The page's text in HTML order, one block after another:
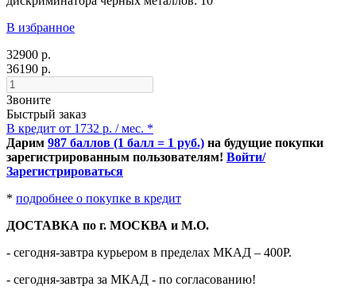
В избранное
32900 р.
36190 р.
Звоните
Быстрый заказ
В кредит от 1732 р. / мес. *
Дарим 987 баллов (1 балл = 1 руб.) на будущие покупки
зарегистрированным пользователям! Войти/
Зарегистрироваться
* подробнее о покупке в кредит
ДОСТАВКА по г. МОСКВА и М.О.
- сегодня-завтра курьером в пределах МКАД – 400Р.
- сегодня-завтра за МКАД - по согласованию!